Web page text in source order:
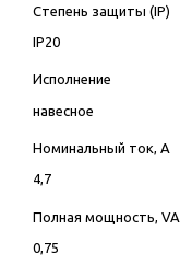
Степень защиты (IP)
IP20
Исполнение
навесное
Номинальный ток, А
4,7
Полная мощность, VA
0,75